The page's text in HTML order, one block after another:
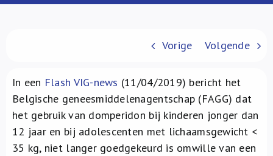
FR
Vorige Volgende
In een Flash VIG-news (11/04/2019) bericht het
Belgische geneesmiddelenagentschap (FAGG) dat
het gebruik van domperidon bij kinderen jonger dan
12 jaar en bij adolescenten met lichaamsgewicht <
35 kg, niet langer goedgekeurd is omwille van een